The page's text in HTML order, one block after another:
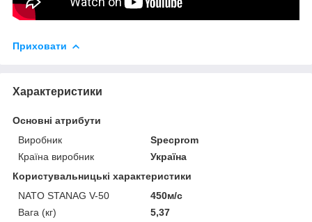
Приховати
Характеристики
Основні атрибути
Виробник
Specprom
Країна виробник
Україна
Користувальницькі характеристики
NATO STANAG V-50
450м/с
Вага (кг)
5,37